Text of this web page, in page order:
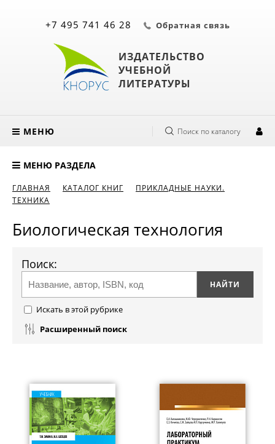
ИЗДАТЕЛЬСТВО
УЧЕБНОЙ
ЛИТЕРАТУРЫ
+7 495 741 46 28 Обратная связь
МЕНЮ Поиск по каталогу
МЕНЮ РАЗДЕЛА
ГЛАВНАЯ КАТАЛОГ КНИГ
ПРИКЛАДНЫЕ НАУКИ.
ТЕХНИКА
Биологическая технология
Поиск:
Искать в этой рубрике
Расширенный поиск